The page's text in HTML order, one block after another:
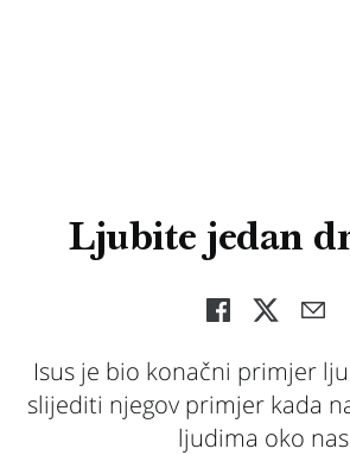
Ljubite jedan
Isus je bio konačni primjer
slijediti njegov primjer kada
ljudima oko